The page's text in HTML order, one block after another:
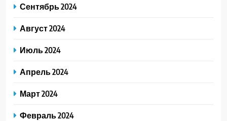
Сентябрь 2024
Август 2024
Июль 2024
Апрель 2024
Март 2024
Февраль 2024